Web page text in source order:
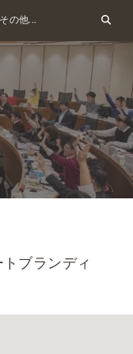
その他...
ブランディ